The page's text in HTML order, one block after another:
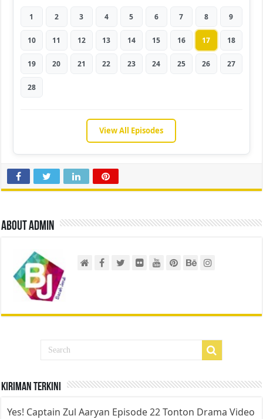
1 2 3 4 5 6 7 8 9
10 11 12 13 14 15 16 17 18
19 20 21 22 23 24 25 26 27
28
View All Episodes
About admin
Kiriman Terkini
Yes! Captain Zul Aaryan Episode 22 Tonton Drama Video